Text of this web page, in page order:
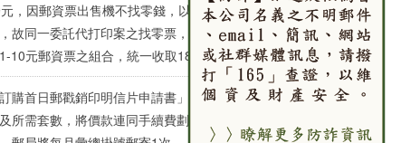
，因郵資票出售機不找零錢，以等值
故同一委託代打印案之找零票，免收取
10元郵資票之組合，統一收取18元。
購首日郵戳銷印明信片申請書」，書明
所需套數，將價款連同手續費劃撥至郵